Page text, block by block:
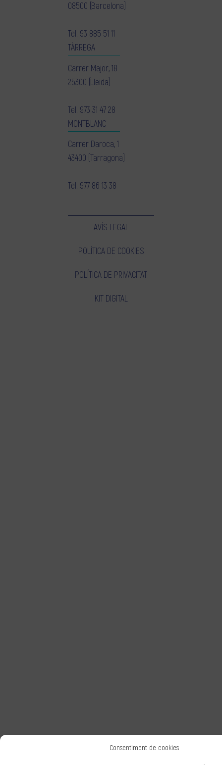
Consentiment de cookies
08500 (Barcelona)
Tel. 93 885 51 11
TÀRREGA
Carrer Major, 18
25300 (Lleida)
Tel. 973 31 47 28
MONTBLANC
Carrer Daroca, 1
43400 (Tarragona)
Tel. 977 86 13 38
AVÍS LEGAL
POLÍTICA DE COOKIES
POLÍTICA DE PRIVACITAT
KIT DIGITAL